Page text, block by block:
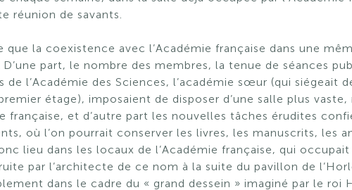
réunion de savants.
la coexistence avec l’Académie française dans une
part, le nombre des membres, la tenue de séances
l’Académie des Sciences, l’académie sœur (qui siégeait
étage), imposaient de disposer d’une salle plus
française, et d’autre part les nouvelles tâches érudites
où l’on pourrait conserver les livres, les manuscrits, les
lieu dans les locaux de l’Académie française, qui
par l’architecte de ce nom à la suite du pavillon de
dans le cadre du « grand dessein » imaginé par le roi